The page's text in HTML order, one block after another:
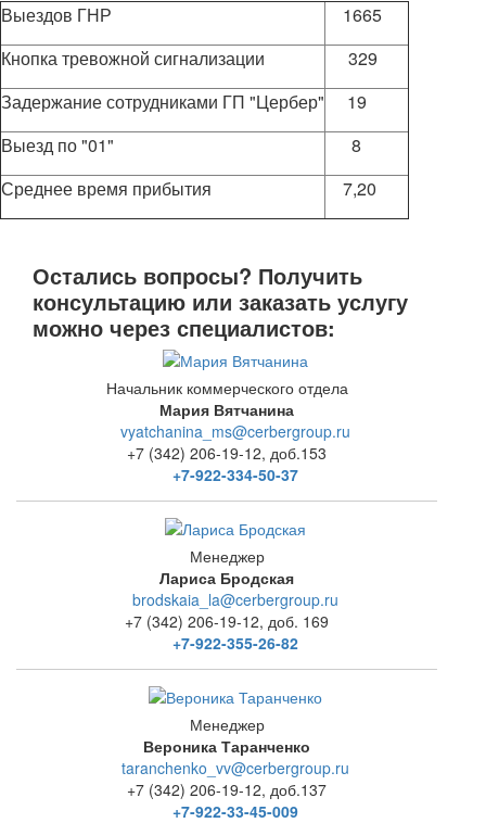
Выездов ГНР
1665
Кнопка тревожной сигнализации
329
Задержание сотрудниками ГП "Цербер" 19
Выезд по "01"
8
Среднее время прибытия
7,20
Остались вопросы? Получить
консультацию или заказать услугу
можно через специалистов:
Начальник коммерческого отдела
Мария Вятчанина
vyatchanina_ms@cerbergroup.ru
+7 (342) 206-19-12, доб.153
+7-922-334-50-37
Менеджер
Лариса Бродская
brodskaia_la@cerbergroup.ru
+7 (342) 206-19-12, доб. 169
+7-922-355-26-82
Менеджер
Вероника Таранченко
taranchenko_vv@cerbergroup.ru
+7 (342) 206-19-12, доб.137
+7-922-33-45-009